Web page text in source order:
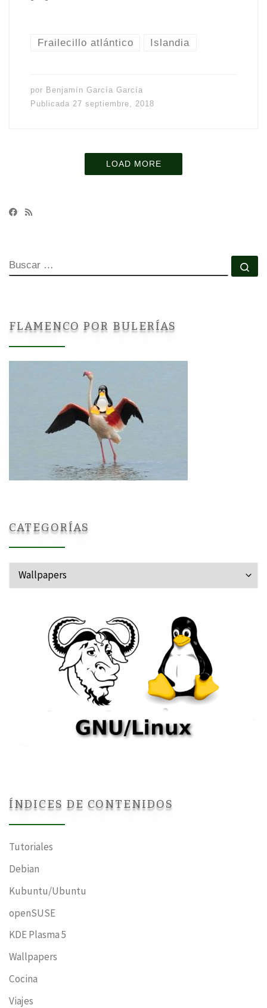
Frailecillo atlántico Islandia
por Benjamín García García
Publicada 27 septiembre, 2018
LOAD MORE
BUSCAR
FLAMENCO POR BULERÍAS
CATEGORÍAS
Categorías
ÍNDICES DE CONTENIDOS
Tutoriales
Debian
Kubuntu/Ubuntu
openSUSE
KDE Plasma 5
Wallpapers
Cocina
Viajes